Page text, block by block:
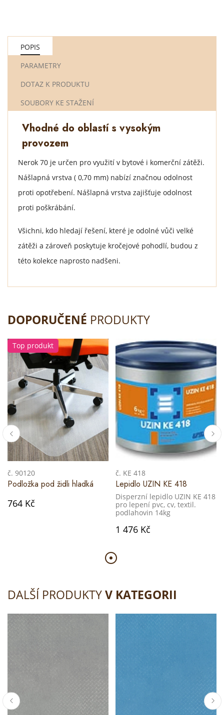
POPIS
PARAMETRY
DOTAZ K PRODUKTU
SOUBORY KE STAŽENÍ
Vhodné do oblastí s vysokým
provozem
Nerok 70 je určen pro využití v bytové i komerční zátěži.
Nášlapná vrstva ( 0,70 mm) nabízí značnou odolnost
proti opotřebení. Nášlapná vrstva zajišťuje odolnost
proti poškrábání.
Všichni, kdo hledají řešení, které je odolné vůči velké
zátěži a zároveň poskytuje kročejové pohodlí, budou z
této kolekce naprosto nadšeni.
DOPORUČENÉ PRODUKTY
Top produkt
č. 90120
Podložka pod židli hladká
764 Kč
č. KE 418
Lepidlo UZIN KE 418
Disperzní lepidlo UZIN KE 418
pro lepení pvc, cv, textil.
podlahovin 14kg
1 476 Kč
DALŠÍ PRODUKTYV KATEGORII